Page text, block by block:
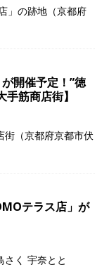
」の跡地（京都府
開催予定！”徳
筋商店街】
街（京都府京都市伏
テラス店」が
さく 宇奈とと